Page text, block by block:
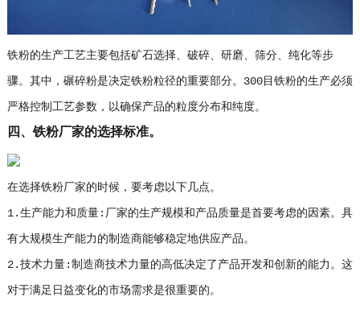
铁粉的生产工艺主要包括矿石选择、破碎、研磨、筛分、纯化等步
骤。其中，碾碎粉是决定铁粉粒径的重要部分。300目铁粉的生产必须
严格控制工艺参数，以确保产品的粒度分布和纯度。
四、铁粉厂家的选择标准。
在选择铁粉厂家的时候，要考虑以下几点。
1.生产能力和质量:厂家的生产规模和产品质量是首要考虑的因素。具
有大规模生产能力的制造商能够稳定地供应产品。
2.技术力量:制造商技术力量的高低决定了产品开发和创新的能力。这
对于满足日益变化的市场需求是很重要的。